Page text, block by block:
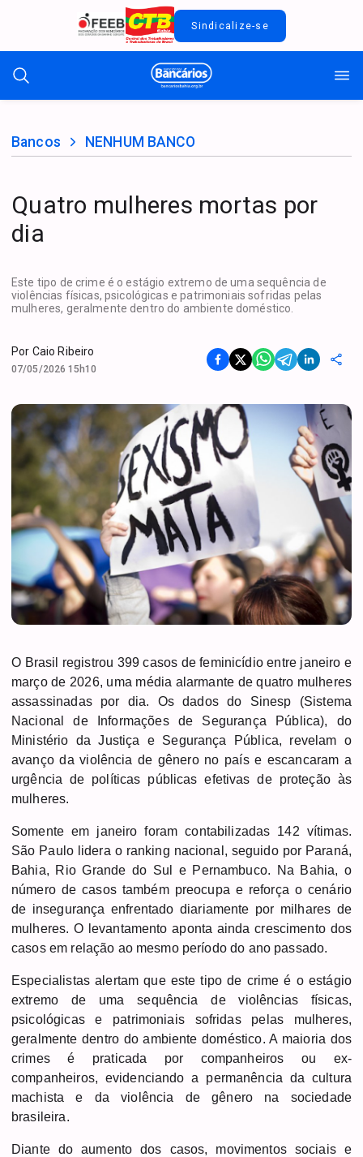
Sindicalize-se
Bancos NENHUM BANCO
Quatro mulheres mortas por
dia
Este tipo de crime é o estágio extremo de uma sequência de
violências físicas, psicológicas e patrimoniais sofridas pelas
mulheres, geralmente dentro do ambiente doméstico.
Por Caio Ribeiro
07/05/2026 15h10
O Brasil registrou 399 casos de feminicídio entre janeiro e
março de 2026, uma média alarmante de quatro mulheres
assassinadas por dia. Os dados do Sinesp (Sistema
Nacional de Informações de Segurança Pública), do
Ministério da Justiça e Segurança Pública, revelam o
avanço da violência de gênero no país e escancaram a
urgência de políticas públicas efetivas de proteção às
mulheres.
Somente em janeiro foram contabilizadas 142 vítimas.
São Paulo lidera o ranking nacional, seguido por Paraná,
Bahia, Rio Grande do Sul e Pernambuco. Na Bahia, o
número de casos também preocupa e reforça o cenário
de insegurança enfrentado diariamente por milhares de
mulheres. O levantamento aponta ainda crescimento dos
casos em relação ao mesmo período do ano passado.
Especialistas alertam que este tipo de crime é o estágio
extremo de uma sequência de violências físicas,
psicológicas e patrimoniais sofridas pelas mulheres,
geralmente dentro do ambiente doméstico. A maioria dos
crimes é praticada por companheiros ou ex-
companheiros, evidenciando a permanência da cultura
machista e da violência de gênero na sociedade
brasileira.
Diante do aumento dos casos, movimentos sociais e